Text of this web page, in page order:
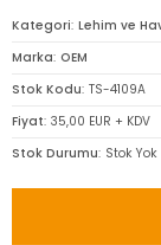
Kategori Lehim ve
Marka OEM
Stok Kodu TS-4109A
Fiyat 35,00 EUR + KDV
Stok Durumu Stok Yok